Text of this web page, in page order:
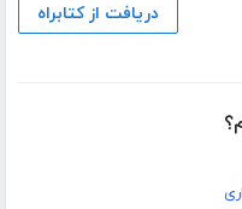
دریافت از کتابراه